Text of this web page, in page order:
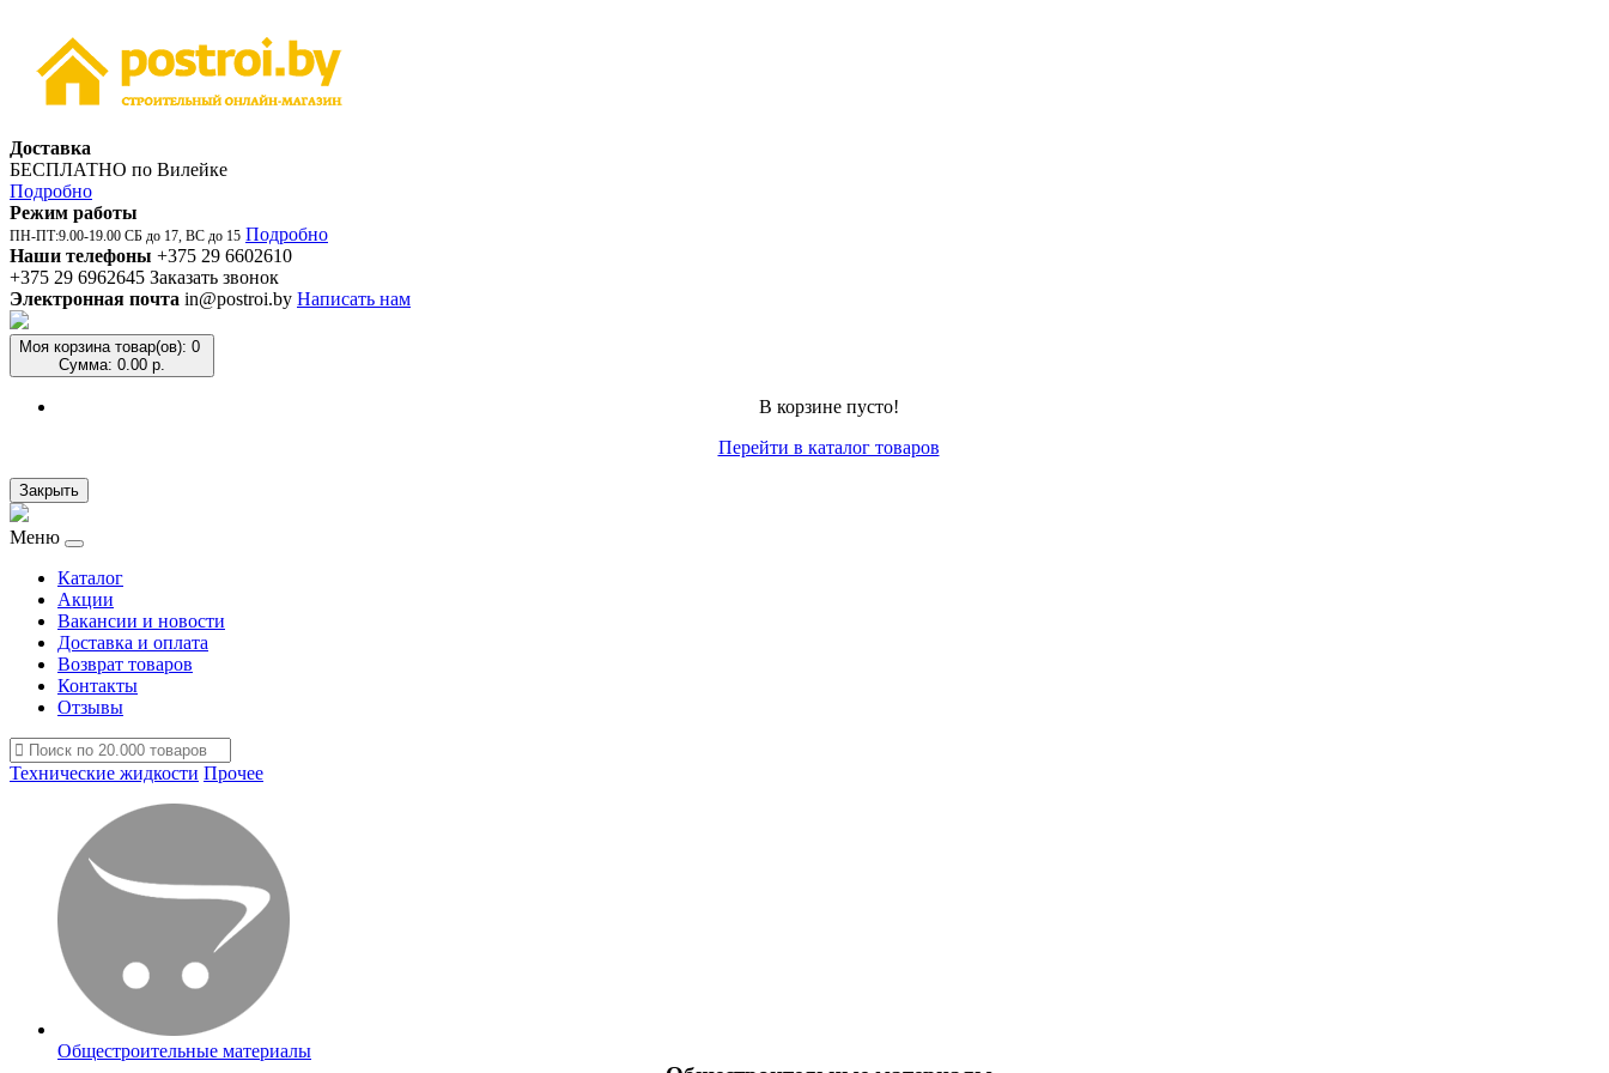
Доставка
БЕСПЛАТНО по Вилейке
Подробно
Режим работы
ПН-ПТ:9.00-19.00 СБ до 17, ВС до 15 Подробно
Наши телефоны +375 29 6602610
+375 29 6962645 Заказать звонок
Электронная почта in@postroi.by Написать нам
Моя корзина товар(ов): 0
Сумма: 0.00 р.
В корзине пусто!
Перейти в каталог товаров
Закрыть
Меню
Каталог
Акции
Вакансии и новости
Доставка и оплата
Возврат товаров
Контакты
Отзывы
Технические жидкости Прочее
Общестроительные материалы